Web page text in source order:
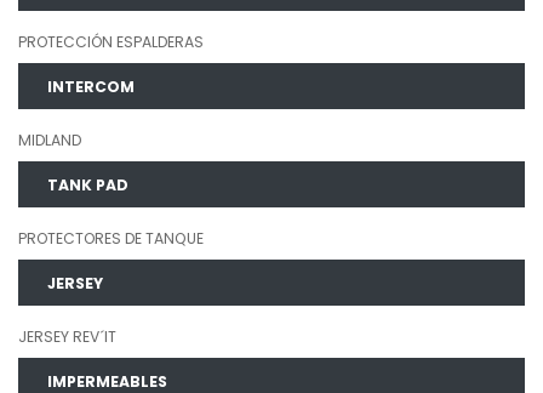
PROTECCIÓN ESPALDERAS
INTERCOM
MIDLAND
TANK PAD
PROTECTORES DE TANQUE
JERSEY
JERSEY REV´IT
IMPERMEABLES